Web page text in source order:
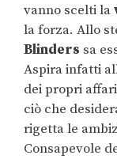
vanno scelti la
la forza. Allo
Blinders sa
Aspira infatti
dei propri
ciò che
rigetta le
Consapevole